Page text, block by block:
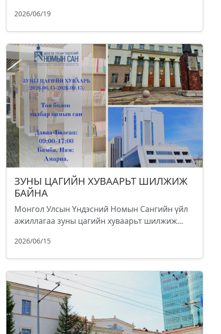
2026/06/19
ЗУНЫ ЦАГИЙН ХУВААРЬТ ШИЛЖИЖ
БАЙНА
Монгол Улсын Үндэсний Номын Сангийн үйл
ажиллагаа зуны цагийн хуваарьт шилжиж...
2026/06/15